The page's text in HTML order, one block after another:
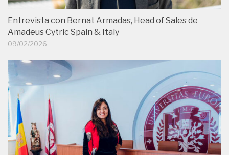
Entrevista con Bernat Armadas, Head of Sales de
Amadeus Cytric Spain & Italy
09/02/2026